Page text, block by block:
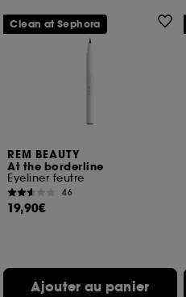
REM BEAUTY
At the borderline
Eyeliner feutre
46
19,90€
Ajouter au panier
Clean at Sephora